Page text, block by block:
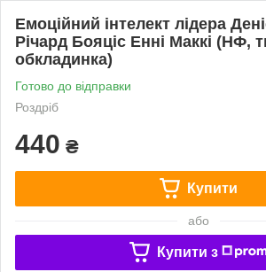
Емоційний інтелект лідера
Річард Бояціс Енні Маккі (НФ,
обкладинка)
Готово до відправки
Роздріб
440 ₴
Купити
або
Купити з